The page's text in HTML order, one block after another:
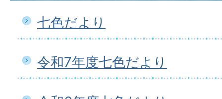
七色だより
令和7年度七色だより